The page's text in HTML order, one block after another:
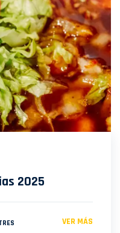
2025
VER MÁS